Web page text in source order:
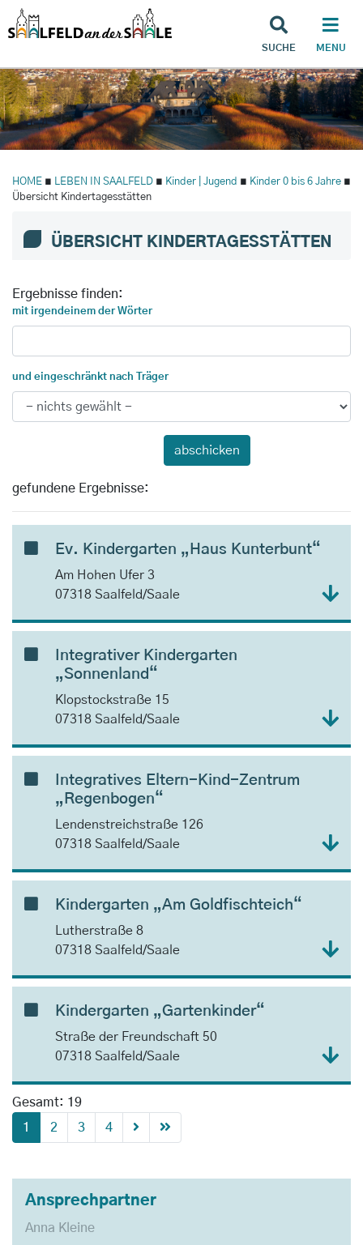
SUCHE MENU
HOME ∎ LEBEN IN SAALFELD ∎ Kinder | Jugend ∎ Kinder 0 bis 6 Jahre ∎
Übersicht Kindertagesstätten
ÜBERSICHT KINDERTAGESSTÄTTEN
Ergebnisse finden:
mit irgendeinem der Wörter
und eingeschränkt nach Träger
gefundene Ergebnisse:
Ev. Kindergarten „Haus Kunterbunt“
Am Hohen Ufer 3
07318 Saalfeld/Saale
Integrativer Kindergarten
„Sonnenland“
Klopstockstraße 15
07318 Saalfeld/Saale
Integratives Eltern-Kind-Zentrum
„Regenbogen“
Lendenstreichstraße 126
07318 Saalfeld/Saale
Kindergarten „Am Goldfischteich“
Lutherstraße 8
07318 Saalfeld/Saale
Kindergarten „Gartenkinder“
Straße der Freundschaft 50
07318 Saalfeld/Saale
Gesamt: 19
1
2 3 4
Ansprechpartner
Anna Kleine